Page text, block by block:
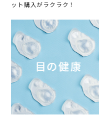
ット購入がラクラク！